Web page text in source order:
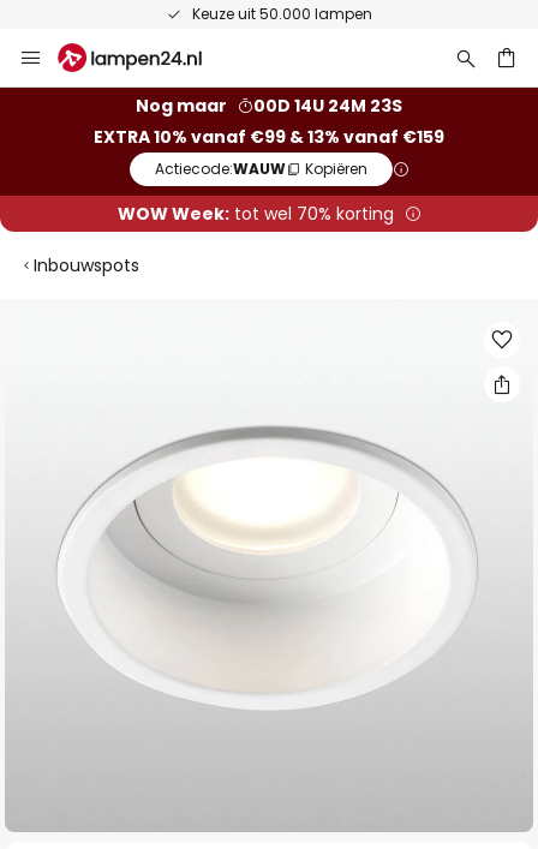
Keuze uit 50.000 lampen
naar
Nog maar
00D 14U 24M 22S
EXTRA 10% vanaf €99 & 13% vanaf €159
Actiecode:WAUW Kopiëren
WOW Week:tot wel 70% korting
Inbouwspots
afbeeldingen-
gallerij